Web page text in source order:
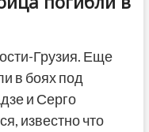
Грузия. Еще
в боях под
и Серго
известно что